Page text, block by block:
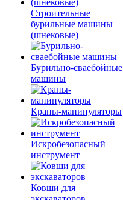
Строительные
бурильные машины
(шнековые)
Бурильно-сваебойные
машины
Краны-манипуляторы
Искробезопасный
инструмент
Ковши для